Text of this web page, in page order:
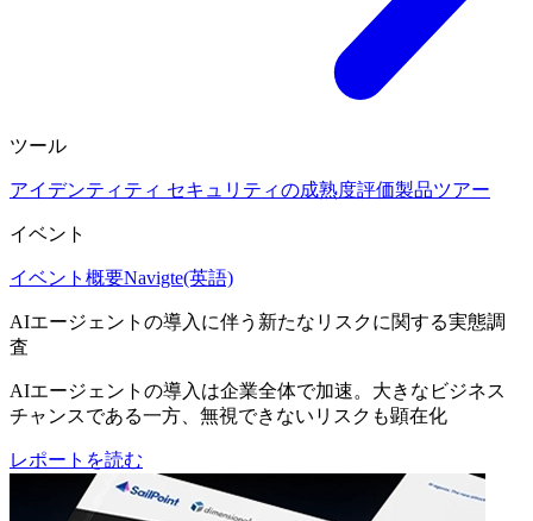
ツール
アイデンティティ セキュリティの成熟度評価製品ツアー
イベント
イベント概要Navigte(英語)
AIエージェントの導入に伴う新たなリスクに関する実態調
査
AIエージェントの導入は企業全体で加速。大きなビジネス
チャンスである一方、無視できないリスクも顕在化
レポートを読む